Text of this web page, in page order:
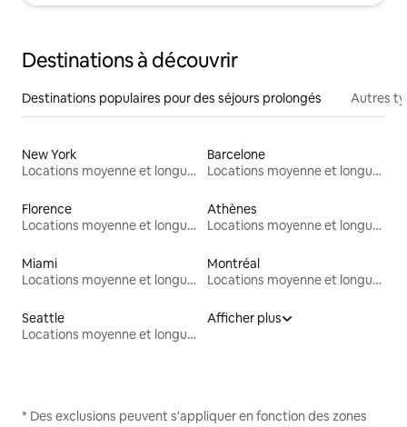
Destinations à découvrir
Destinations populaires pour des séjours prolongés Autres
New York
Locations moyenne et longue durée
Barcelone
Locations moyenne et longue durée
Florence
Locations moyenne et longue durée
Athènes
Locations moyenne et longue durée
Miami
Locations moyenne et longue durée
Montréal
Locations moyenne et longue durée
Seattle
Locations moyenne et longue durée
Afficher plus
* Des exclusions peuvent s'appliquer en fonction des zones